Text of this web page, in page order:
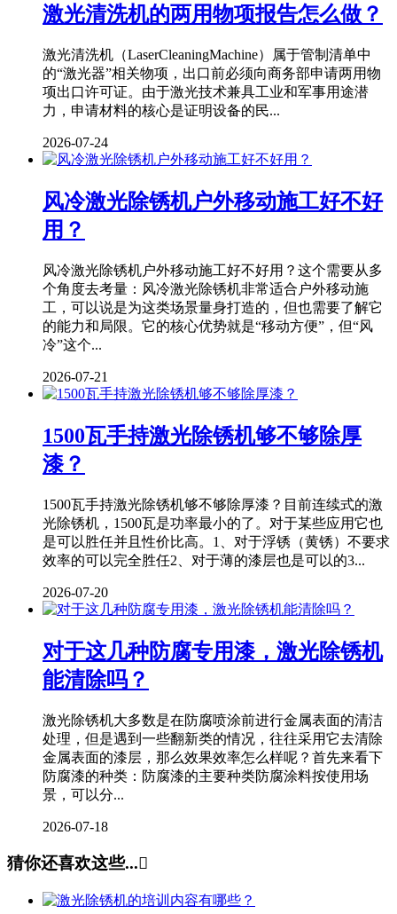
激光清洗机的两用物项报告怎么做？
激光清洗机（LaserCleaningMachine）属于管制清单中
的“激光器”相关物项，出口前必须向商务部申请两用物
项出口许可证。由于激光技术兼具工业和军事用途潜
力，申请材料的核心是证明设备的民...
2026-07-24
风冷激光除锈机户外移动施工好不好
用？
风冷激光除锈机户外移动施工好不好用？这个需要从多
个角度去考量：风冷激光除锈机非常适合户外移动施
工，可以说是为这类场景量身打造的，但也需要了解它
的能力和局限。它的核心优势就是“移动方便”，但“风
冷”这个...
2026-07-21
1500瓦手持激光除锈机够不够除厚
漆？
1500瓦手持激光除锈机够不够除厚漆？目前连续式的激
光除锈机，1500瓦是功率最小的了。对于某些应用它也
是可以胜任并且性价比高。1、对于浮锈（黄锈）不要求
效率的可以完全胜任2、对于薄的漆层也是可以的3...
2026-07-20
对于这几种防腐专用漆，激光除锈机
能清除吗？
激光除锈机大多数是在防腐喷涂前进行金属表面的清洁
处理，但是遇到一些翻新类的情况，往往采用它去清除
金属表面的漆层，那么效果效率怎么样呢？首先来看下
防腐漆的种类：防腐漆的主要种类防腐涂料按使用场
景，可以分...
2026-07-18
猜你还喜欢这些...